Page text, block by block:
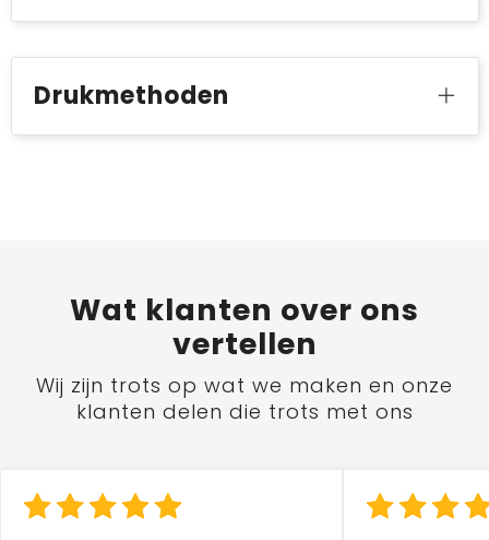
Drukmethoden
Wat klanten over ons
vertellen
Wij zijn trots op wat we maken en onze
klanten delen die trots met ons